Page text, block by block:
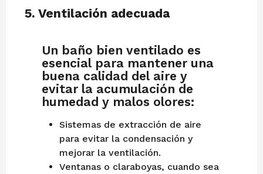
5. Ventilación adecuada
Un baño bien ventilado es
esencial para mantener una
buena calidad del aire y
evitar la acumulación de
humedad y malos olores:
Sistemas de extracción de aire
para evitar la condensación y
mejorar la ventilación.
Ventanas o claraboyas, cuando sea